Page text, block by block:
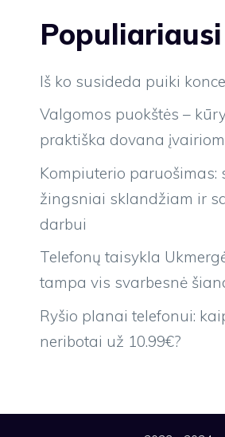
Populiariausi
Iš ko susideda puiki
Valgomos puokštės –
praktiška dovana
Kompiuterio paruošimas:
žingsniai sklandžiam ir
darbui
Telefonų taisykla
tampa vis svarbesnė
Ryšio planai telefonui:
neribotai už 10.99€?